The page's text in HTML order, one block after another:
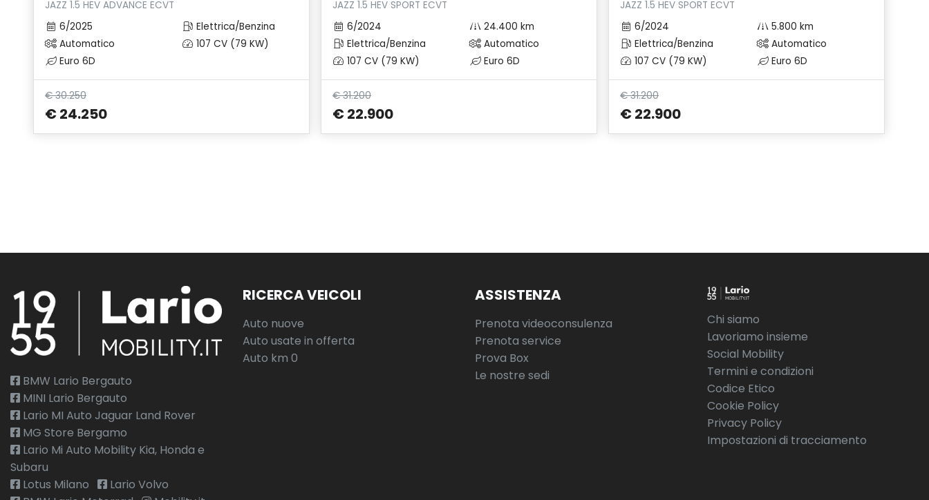
JAZZ 1.5 HEV ADVANCE ECVT
6/2025
Elettrica/Benzina
Automatico
107 CV (79 KW)
Euro 6D
€ 30.250
€ 24.250
JAZZ 1.5 HEV SPORT ECVT
6/2024
24.400 km
Elettrica/Benzina
Automatico
107 CV (79 KW)
Euro 6D
€ 31.200
€ 22.900
JAZZ 1.5 HEV SPORT ECVT
6/2024
5.800 km
Elettrica/Benzina
Automatico
107 CV (79 KW)
Euro 6D
€ 31.200
€ 22.900
BMW Lario Bergauto
MINI Lario Bergauto
Lario MI Auto Jaguar Land Rover
MG Store Bergamo
Lario Mi Auto Mobility Kia, Honda e
Subaru
Lotus Milano
Lario Volvo
RICERCA VEICOLI
Auto nuove
Auto usate in offerta
Auto km 0
ASSISTENZA
Prenota videoconsulenza
Prenota service
Prova Box
Le nostre sedi
Chi siamo
Lavoriamo insieme
Social Mobility
Termini e condizioni
Codice Etico
Cookie Policy
Privacy Policy
Impostazioni di tracciamento